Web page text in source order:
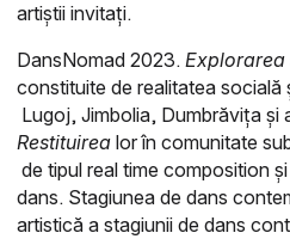
artiștii invitați.
DansNomad 2023. Explorarea
constituite de realitatea
Lugoj, Jimbolia, Dumbrăvița și
Restituirea lor în comunitate
de tipul real time composition
dans. Stagiunea de dans
artistică a stagiunii de dans